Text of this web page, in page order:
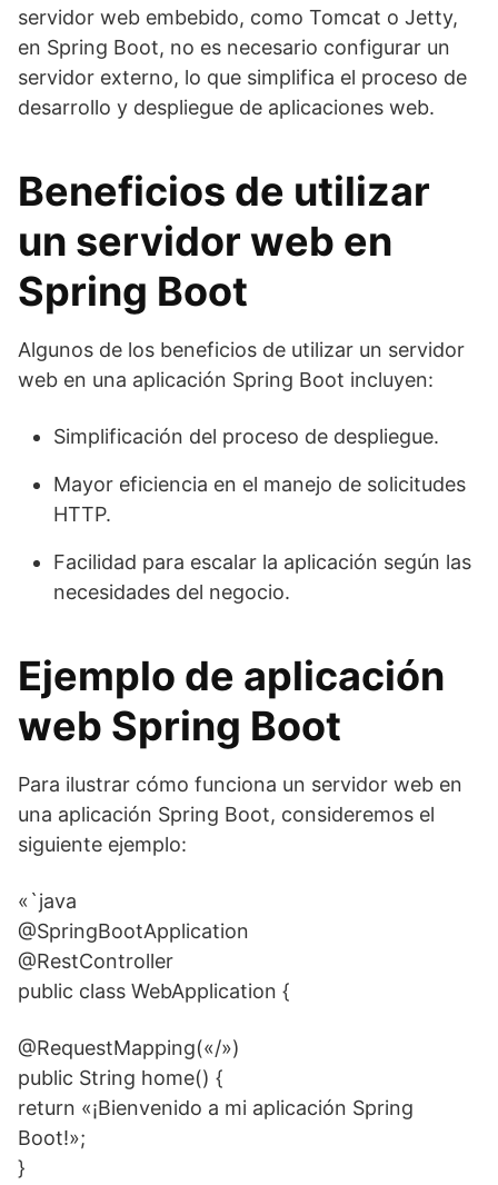
servidor web embebido, como Tomcat o Jetty,
en Spring Boot, no es necesario configurar un
servidor externo, lo que simplifica el proceso de
desarrollo y despliegue de aplicaciones web.
Beneficios de utilizar
un servidor web en
Spring Boot
Algunos de los beneficios de utilizar un servidor
web en una aplicación Spring Boot incluyen:
Simplificación del proceso de despliegue.
Mayor eficiencia en el manejo de solicitudes
HTTP.
Facilidad para escalar la aplicación según las
necesidades del negocio.
Ejemplo de aplicación
web Spring Boot
Para ilustrar cómo funciona un servidor web en
una aplicación Spring Boot, consideremos el
siguiente ejemplo:
«`java
@SpringBootApplication
@RestController
public class WebApplication {
@RequestMapping(«/»)
public String home() {
return «¡Bienvenido a mi aplicación Spring
Boot!»;
}